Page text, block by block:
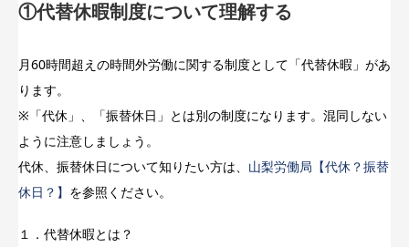
①代替休暇制度について理解する
月60時間超えの時間外労働に関する制度として「代替休暇」があ
ります。
※「代休」、「振替休日」とは別の制度になります。混同しない
ように注意しましょう。
代休、振替休日について知りたい方は、 山梨労働局【代休？振替
休日？】 を参照ください。
１．代替休暇とは？